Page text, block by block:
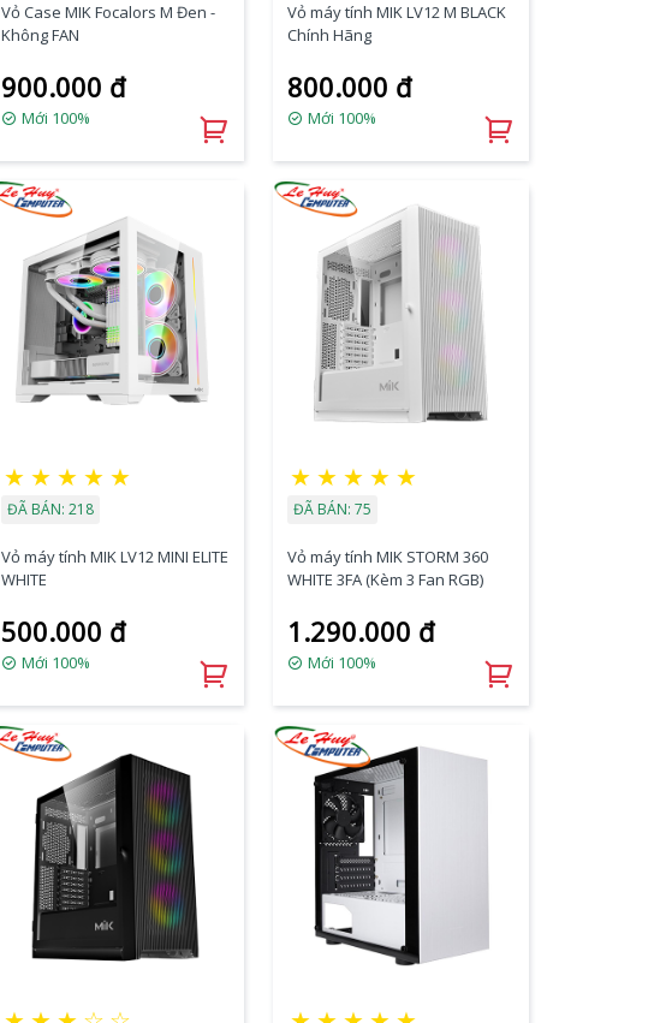
Vỏ Case MIK Focalors M Đen -
Không FAN
900.000 đ
Mới 100%
Vỏ máy tính MIK LV12 M BLACK
Chính Hãng
800.000 đ
Mới 100%
★ ★ ★ ★ ★
ĐÃ BÁN: 218
Vỏ máy tính MIK LV12 MINI ELITE
WHITE
500.000 đ
Mới 100%
★ ★ ★ ★ ★
ĐÃ BÁN: 75
Vỏ máy tính MIK STORM 360
WHITE 3FA (Kèm 3 Fan RGB)
1.290.000 đ
Mới 100%